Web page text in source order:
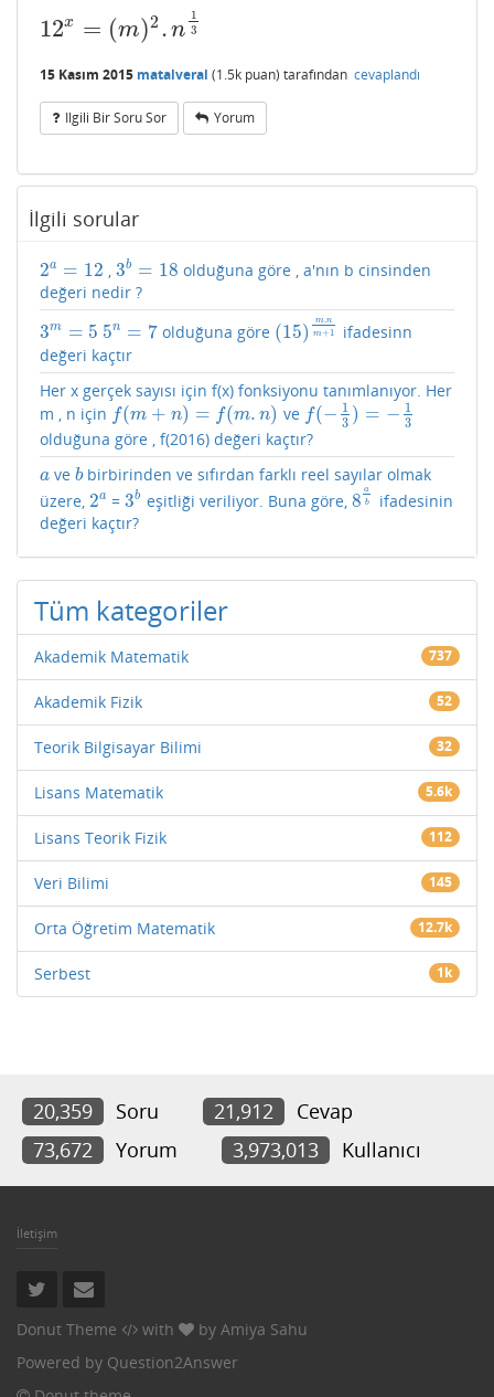
12x = (m)2 . n
1
3
12x= (m )2.n13
15 Kasım 2015 matalveral (1.5k puan) tarafından cevaplandı
Ilgili Bir Soru Sor Yorum
İlgili sorular
2a = 12
2a =12 ,3b = 18
3b =18
olduğuna göre , a'nın b cinsinden
değeri nedir ?
3m = 5
3m =5 5n = 7
5n =7 olduğuna göre (15)
m. n
m+ 1
(15)m.nm+1
ifadesinn
değeri kaçtır
Her x gerçek sayısı için f(x) fonksiyonu tanımlanıyor. Her
m , n için f(m + n) = f(m. n)
f(m+n)= f(m n) ve f(− 1
3 ) = − 1
3
f(−13 )=− 13
olduğuna göre , f(2016) değeri kaçtır?
a
ave b
bbirbirinden ve sıfırdan farklı reel sayılar olmak
üzere, 2a
2a =3b
3b eşitliği veriliyor. Buna göre, 8 a
b
8ab ifadesinin
değeri kaçtır?
Tüm kategoriler
Akademik Matematik 737
Akademik Fizik 52
Teorik Bilgisayar Bilimi 32
Lisans Matematik 5.6k
Lisans Teorik Fizik 112
Veri Bilimi 145
Orta Öğretim Matematik 12.7k
Serbest 1k
20,359 Soru 21,912
Cevap
73,672
Yorum 3,973,013 Kullanıcı
İletişim
Donut Theme with by Amiya Sahu
Powered by Question2Answer